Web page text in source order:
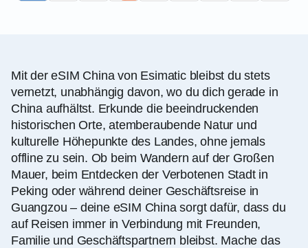
Mit der eSIM China von Esimatic bleibst du stets
vernetzt, unabhängig davon, wo du dich gerade in
China aufhältst. Erkunde die beeindruckenden
historischen Orte, atemberaubende Natur und
kulturelle Höhepunkte des Landes, ohne jemals
offline zu sein. Ob beim Wandern auf der Großen
Mauer, beim Entdecken der Verbotenen Stadt in
Peking oder während deiner Geschäftsreise in
Guangzou – deine eSIM China sorgt dafür, dass du
auf Reisen immer in Verbindung mit Freunden,
Familie und Geschäftspartnern bleibst. Mache das